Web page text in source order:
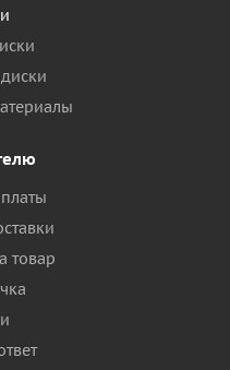
товар